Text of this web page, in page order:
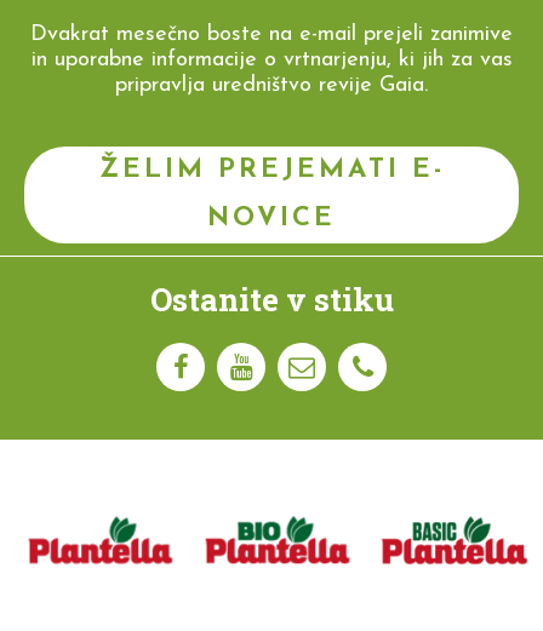
Dvakrat mesečno boste na e-mail prejeli zanimive
in uporabne informacije o vrtnarjenju, ki jih za vas
pripravlja uredništvo revije Gaia.
ŽELIM PREJEMATI E-
NOVICE
Ostanite v stiku